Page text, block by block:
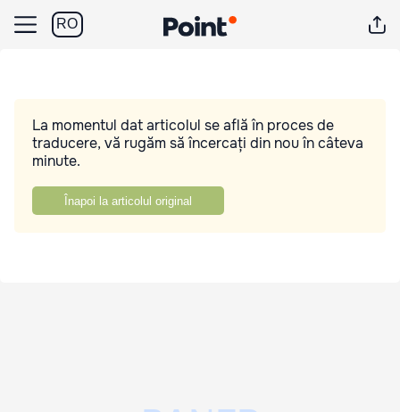
RO
La momentul dat articolul se află în proces de
traducere, vă rugăm să încercați din nou în câteva
minute.
Înapoi la articolul original